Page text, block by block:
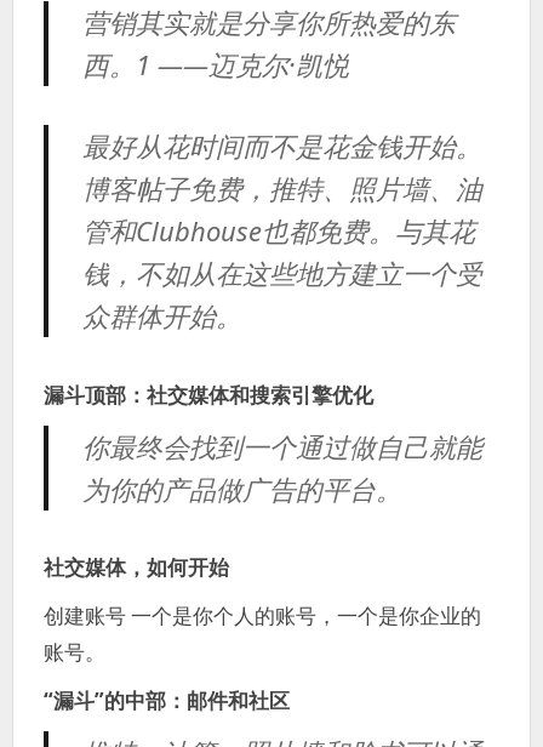
营销其实就是分享你所热爱的东
西。1 ——迈克尔·凯悦
最好从花时间而不是花金钱开始。
博客帖子免费，推特、照片墙、油
管和Clubhouse也都免费。与其花
钱，不如从在这些地方建立一个受
众群体开始。
漏斗顶部：社交媒体和搜索引擎优化
你最终会找到一个通过做自己就能
为你的产品做广告的平台。
社交媒体，如何开始
创建账号 一个是你个人的账号，一个是你企业的
账号。
“漏斗”的中部：邮件和社区